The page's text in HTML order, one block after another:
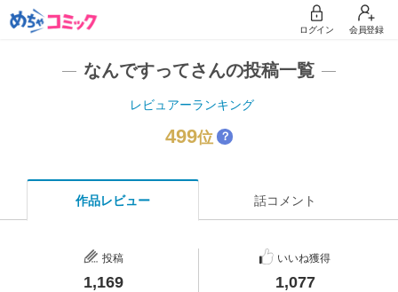
ログイン 会員登録
なんですってさんの投稿一覧
レビュアーランキング
499位 ？
作品レビュー 話コメント
投稿
1,169
いいね獲得
1,077